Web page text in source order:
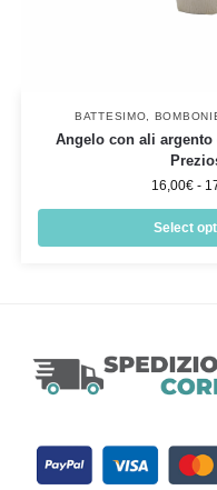
BATTESIMO
Angelo con ali
16,00€ -
Select